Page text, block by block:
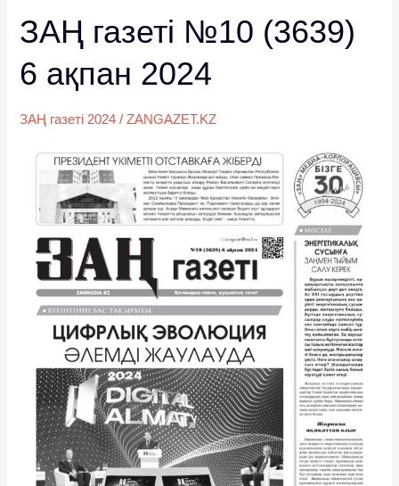
ЗАҢ газеті №10 (3639)
6 ақпан 2024
ЗАҢ газеті 2024 /ZANGAZET.KZ
ЗАҢ
газеті
№10
6